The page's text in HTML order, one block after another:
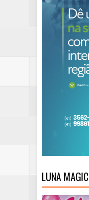
LUNA MAGIC